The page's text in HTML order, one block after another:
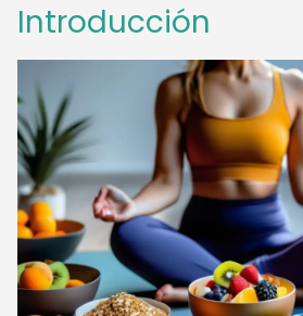
Introducción